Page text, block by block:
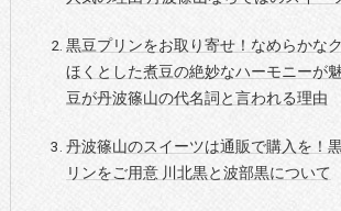
黒豆プリンをお取り寄せ！なめらかな
ほくとした煮豆の絶妙なハーモニーが
豆が丹波篠山の代名詞と言われる理由
丹波篠山のスイーツは通販で購入を！
リンをご用意 川北黒と波部黒について